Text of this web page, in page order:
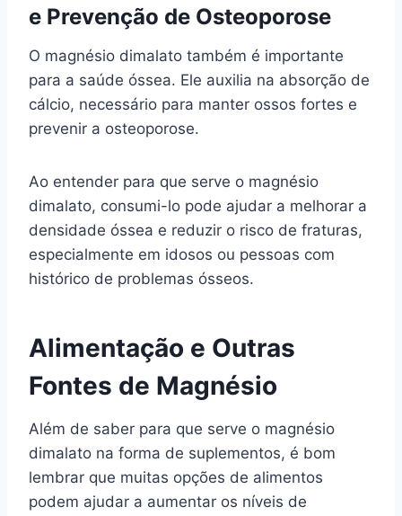
e Prevenção de Osteoporose
O magnésio dimalato também é importante
para a saúde óssea. Ele auxilia na absorção de
cálcio, necessário para manter ossos fortes e
prevenir a osteoporose.
Ao entender para que serve o magnésio
dimalato, consumi-lo pode ajudar a melhorar a
densidade óssea e reduzir o risco de fraturas,
especialmente em idosos ou pessoas com
histórico de problemas ósseos.
Alimentação e Outras
Fontes de Magnésio
Além de saber para que serve o magnésio
dimalato na forma de suplementos, é bom
lembrar que muitas opções de alimentos
podem ajudar a aumentar os níveis de